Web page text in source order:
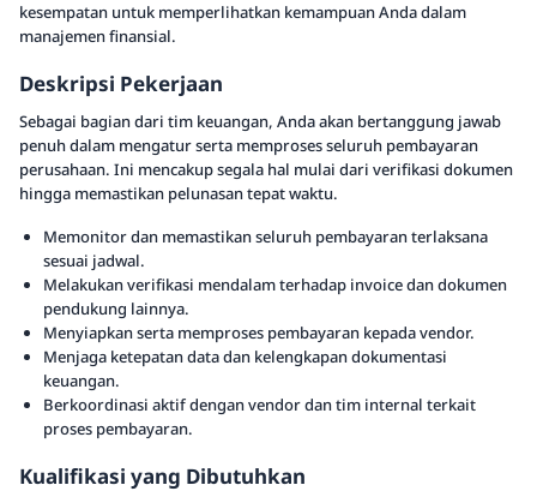
kesempatan untuk memperlihatkan kemampuan Anda dalam
manajemen finansial.
Deskripsi Pekerjaan
Sebagai bagian dari tim keuangan, Anda akan bertanggung jawab
penuh dalam mengatur serta memproses seluruh pembayaran
perusahaan. Ini mencakup segala hal mulai dari verifikasi dokumen
hingga memastikan pelunasan tepat waktu.
Memonitor dan memastikan seluruh pembayaran terlaksana
sesuai jadwal.
Melakukan verifikasi mendalam terhadap invoice dan dokumen
pendukung lainnya.
Menyiapkan serta memproses pembayaran kepada vendor.
Menjaga ketepatan data dan kelengkapan dokumentasi
keuangan.
Berkoordinasi aktif dengan vendor dan tim internal terkait
proses pembayaran.
Kualifikasi yang Dibutuhkan